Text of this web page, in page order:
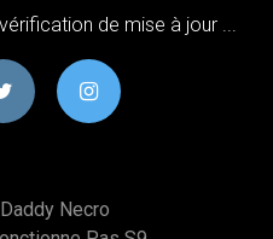
de mise à jour ...
Necro